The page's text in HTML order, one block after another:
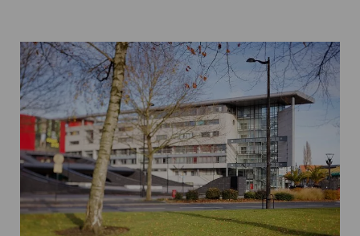
Les composantes de formation ">